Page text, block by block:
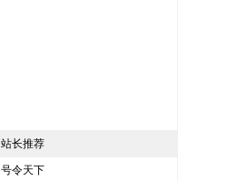
站长推荐
号令天下